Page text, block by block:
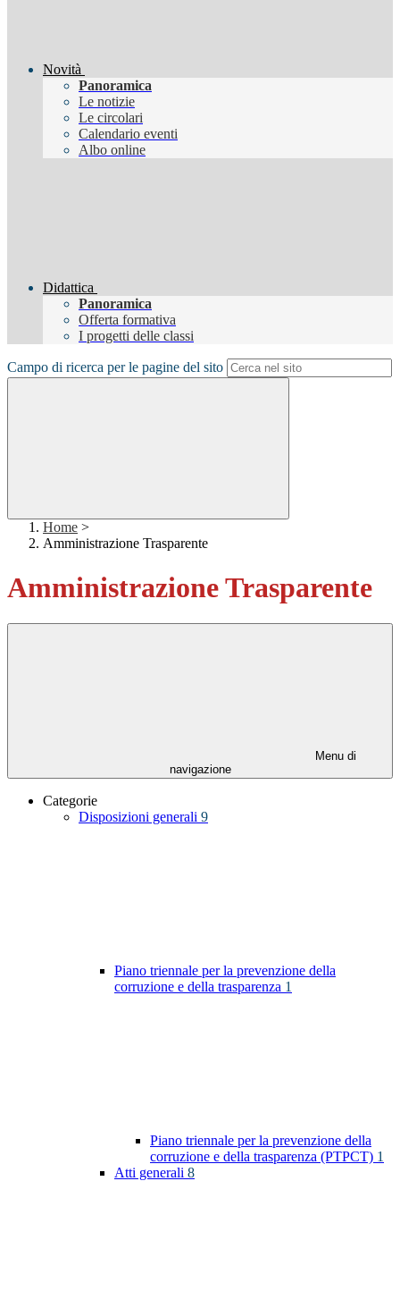
Novità
Panoramica
Le notizie
Le circolari
Calendario eventi
Albo online
Didattica
Panoramica
Offerta formativa
I progetti delle classi
Campo di ricerca per le pagine del sito
Home >
Amministrazione Trasparente
Amministrazione Trasparente
Menu di
navigazione
Categorie
Disposizioni generali 9
Piano triennale per la prevenzione della
corruzione e della trasparenza 1
Piano triennale per la prevenzione della
corruzione e della trasparenza (PTPCT) 1
Atti generali 8